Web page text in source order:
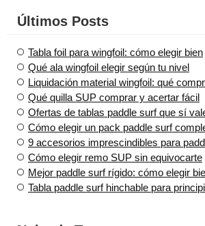
Últimos Posts
Tabla foil para wingfoil: cómo elegir bien
Qué ala wingfoil elegir según tu nivel
Liquidación material wingfoil: qué
Qué quilla SUP comprar y acertar fácil
Ofertas de tablas paddle surf que sí
Cómo elegir un pack paddle surf
9 accesorios imprescindibles para
Cómo elegir remo SUP sin equivocarte
Mejor paddle surf rígido: cómo elegir
Tabla paddle surf hinchable para